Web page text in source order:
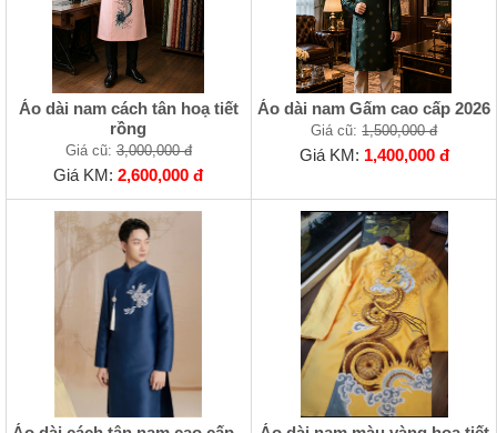
Áo dài nam cách tân hoạ tiết
rồng
Giá cũ:3,000,000 đ
Giá KM:2,600,000 đ
Áo dài nam Gấm cao cấp 2026
Giá cũ:1,500,000 đ
Giá KM: 1,400,000 đ